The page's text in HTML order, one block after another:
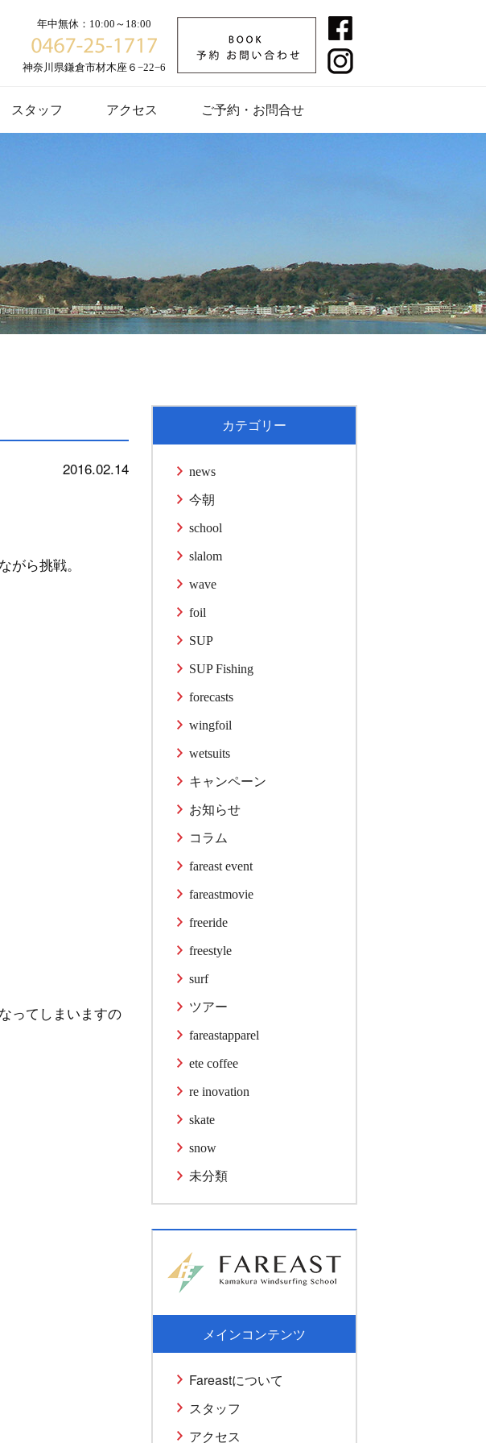
年中無休：10:00～18:00
神奈川県鎌倉市材木座６−22−6
スタッフ アクセス ご予約・お問合せ
2016.02.14
ら挑戦。
ってしまいますの
カテゴリー
news
今朝
school
slalom
wave
foil
SUP
SUP Fishing
forecasts
wingfoil
wetsuits
キャンペーン
お知らせ
コラム
fareast event
fareastmovie
freeride
freestyle
surf
ツアー
fareastapparel
ete coffee
re inovation
skate
snow
未分類
メインコンテンツ
Fareastについて
スタッフ
アクセス